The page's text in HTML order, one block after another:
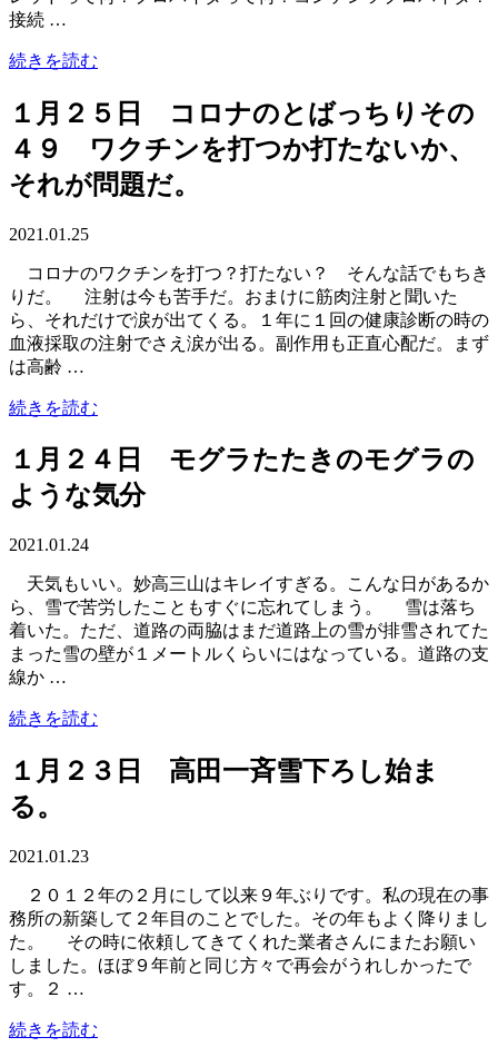
接続 …
続きを読む
１月２５日 コロナのとばっちりその
４９ ワクチンを打つか打たないか、
それが問題だ。
2021.01.25
コロナのワクチンを打つ？打たない？ そんな話でもちき
りだ。 注射は今も苦手だ。おまけに筋肉注射と聞いた
ら、それだけで涙が出てくる。１年に１回の健康診断の時の
血液採取の注射でさえ涙が出る。副作用も正直心配だ。まず
は高齢 …
続きを読む
１月２４日 モグラたたきのモグラの
ような気分
2021.01.24
天気もいい。妙高三山はキレイすぎる。こんな日があるか
ら、雪で苦労したこともすぐに忘れてしまう。 雪は落ち
着いた。ただ、道路の両脇はまだ道路上の雪が排雪されてた
まった雪の壁が１メートルくらいにはなっている。道路の支
線か …
続きを読む
１月２３日 高田一斉雪下ろし始ま
る。
2021.01.23
２０１２年の２月にして以来９年ぶりです。私の現在の事
務所の新築して２年目のことでした。その年もよく降りまし
た。 その時に依頼してきてくれた業者さんにまたお願い
しました。ほぼ９年前と同じ方々で再会がうれしかったで
す。２ …
続きを読む